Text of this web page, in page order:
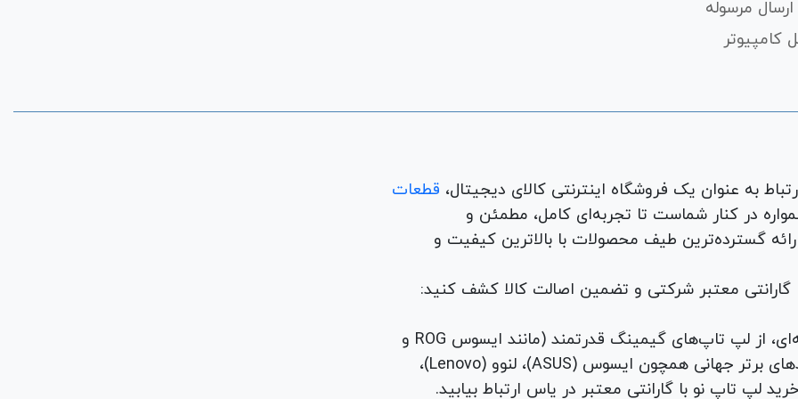
مرسوله
کامپیوتر
قطعات
جانبی، لوازم خانگی، همواره در کنار شماست تا تجربه‌ای کامل، مطمئن و
گسترده‌ترین طیف محصولات با بالاترین کیفیت و
گارانتی معتبر شرکتی و تضمین اصالت کالا کشف کنید:
برای هر نیاز و سلیقه‌ای، از لپ تاپ‌های گیمینگ قدرتمند (مانند ایسوس ROG و
TUF) تا لپ تاپ‌های دانشجویی، اداری و مهندسی از برندهای برتر جهانی همچون ایسوس (ASUS)، لنوو (Lenovo)،